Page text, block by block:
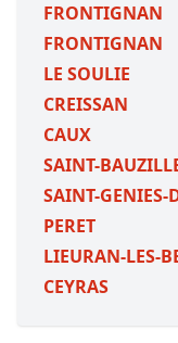
FRONTIGNAN
FRONTIGNAN
LE SOULIE
CREISSAN
CAUX
SAINT-
SAINT-GENIES-
PERET
LIEURAN-LES-
CEYRAS